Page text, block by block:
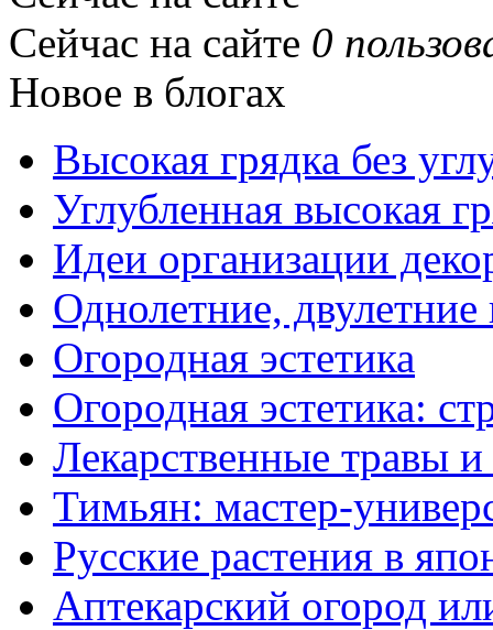
Сейчас на сайте 0
Новое в блогах
Высокая грядка без
Углубленная высокая
Идеи организации
Однолетние,
Огородная эстетика
Огородная эстетика:
Лекарственные травы и
Тимьян: мастер-
Русские растения в
Аптекарский огород